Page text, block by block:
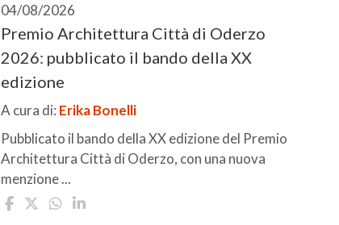
04/08/2026
Premio Architettura Città di Oderzo
2026: pubblicato il bando della XX
edizione
A cura di: Erika Bonelli
Pubblicato il bando della XX edizione del Premio
Architettura Città di Oderzo, con una nuova
menzione ...